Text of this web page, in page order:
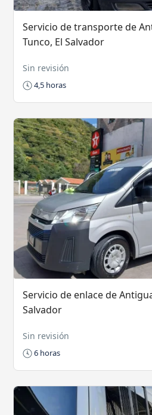
Servicio de transporte de
Tunco, El Salvador
Sin revisión
4,5 horas
Servicio de enlace de
Salvador
Sin revisión
6 horas